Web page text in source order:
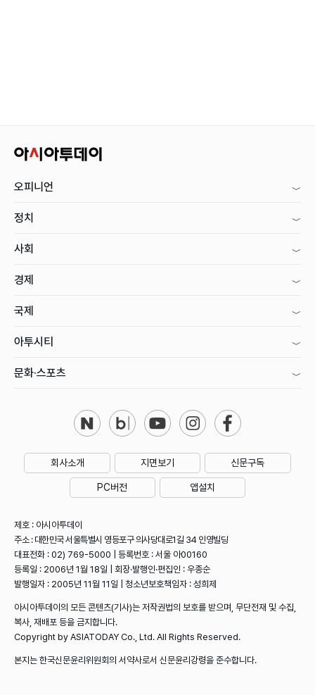
오피니언
정치
사회
경제
국제
아투시티
문화·스포츠
회사소개 지면보기 신문구독
PC버전 앱설치
제호 : 아시아투데이
주소 : 대한민국 서울특별시 영등포구 의사당대로1길 34 인영빌딩
대표전화 : 02) 769-5000 | 등록번호 : 서울 아00160
등록일 : 2006년 1월 18일 | 회장·발행인·편집인 : 우종순
발행일자 : 2005년 11월 11일 | 청소년보호책임자 : 성희제
아시아투데이의 모든 콘텐츠(기사)는 저작권법의 보호를 받으며, 무단전재 및 수집,
복사, 재배포 등을 금지합니다.
Copyright by ASIATODAY Co., Ltd. All Rights Reserved.
본지는 한국신문윤리위원회의 서약사로서 신문윤리강령을 준수합니다.